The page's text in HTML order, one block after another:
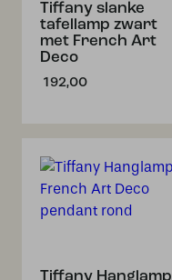
Tiffany slanke
tafellamp zwart
met French Art
Deco
192,00
Tiffany Hanglamp